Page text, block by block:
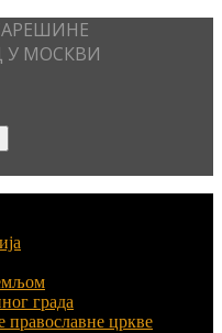
У МОСКВИ
града
цркве